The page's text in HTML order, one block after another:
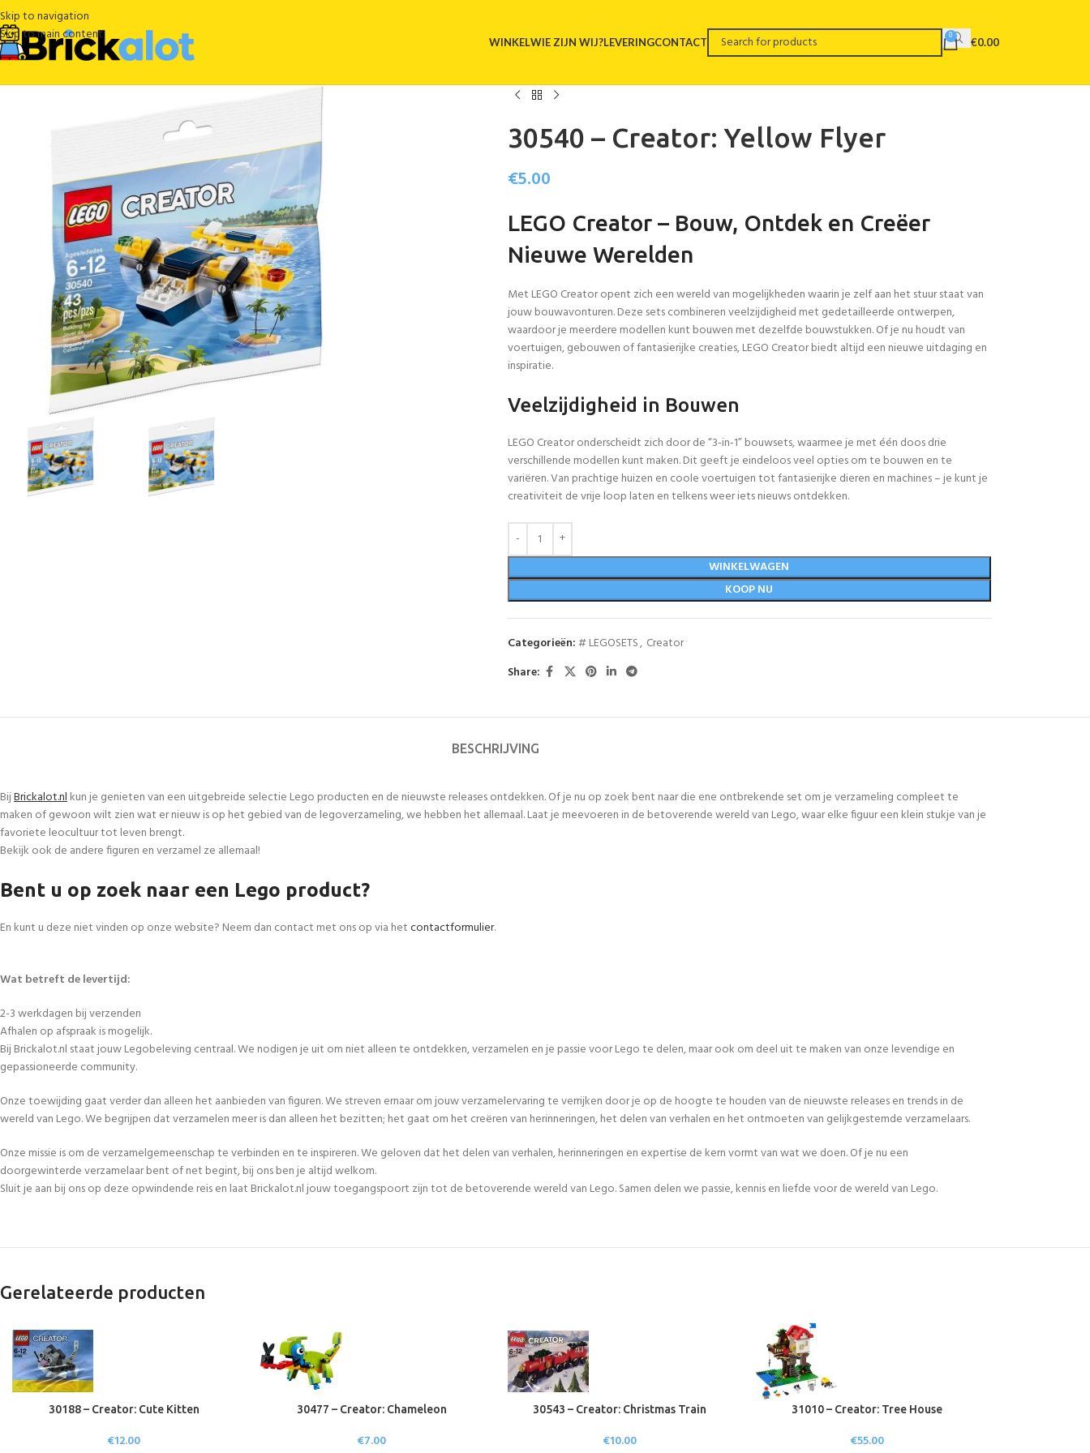
Skip to navigation
Skip to main content
WINKELWIE ZIJN WIJ?LEVERINGCONTACT 0 €0.00
30540 – Creator: Yellow Flyer
€5.00
LEGO Creator – Bouw, Ontdek en Creëer
Nieuwe Werelden
Met LEGO Creator opent zich een wereld van mogelijkheden waarin je zelf aan het stuur staat van
jouw bouwavonturen. Deze sets combineren veelzijdigheid met gedetailleerde ontwerpen,
waardoor je meerdere modellen kunt bouwen met dezelfde bouwstukken. Of je nu houdt van
voertuigen, gebouwen of fantasierijke creaties, LEGO Creator biedt altijd een nieuwe uitdaging en
inspiratie.
Veelzijdigheid in Bouwen
LEGO Creator onderscheidt zich door de “3-in-1” bouwsets, waarmee je met één doos drie
verschillende modellen kunt maken. Dit geeft je eindeloos veel opties om te bouwen en te
variëren. Van prachtige huizen en coole voertuigen tot fantasierijke dieren en machines – je kunt je
creativiteit de vrije loop laten en telkens weer iets nieuws ontdekken.
WINKELWAGEN
KOOP NU
Categorieën:# LEGOSETS, Creator
Share:
BESCHRIJVING
BijBrickalot.nlkun je genieten van een uitgebreide selectie Lego producten en de nieuwste releases ontdekken. Of je nu op zoek bent naar die ene ontbrekende set om je verzameling compleet te
maken of gewoon wilt zien wat er nieuw is op het gebied van de legoverzameling, we hebben het allemaal. Laat je meevoeren in de betoverende wereld van Lego, waar elke figuur een klein stukje van je
favoriete leocultuur tot leven brengt.
Bekijk ook de andere figuren en verzamel ze allemaal!
Bent u op zoek naar een Lego product?
En kunt u deze niet vinden op onze website? Neem dan contact met ons op via hetcontactformulier.
Wat betreft de levertijd:
2-3 werkdagen bij verzenden
Afhalen op afspraak is mogelijk.
Bij Brickalot.nl staat jouw Legobeleving centraal. We nodigen je uit om niet alleen te ontdekken, verzamelen en je passie voor Lego te delen, maar ook om deel uit te maken van onze levendige en
gepassioneerde community.
Onze toewijding gaat verder dan alleen het aanbieden van figuren. We streven ernaar om jouw verzamelervaring te verrijken door je op de hoogte te houden van de nieuwste releases en trends in de
wereld van Lego. We begrijpen dat verzamelen meer is dan alleen het bezitten; het gaat om het creëren van herinneringen, het delen van verhalen en het ontmoeten van gelijkgestemde verzamelaars.
Onze missie is om de verzamelgemeenschap te verbinden en te inspireren. We geloven dat het delen van verhalen, herinneringen en expertise de kern vormt van wat we doen. Of je nu een
doorgewinterde verzamelaar bent of net begint, bij ons ben je altijd welkom.
Sluit je aan bij ons op deze opwindende reis en laat Brickalot.nl jouw toegangspoort zijn tot de betoverende wereld van Lego. Samen delen we passie, kennis en liefde voor de wereld van Lego.
Gerelateerde producten
30188 – Creator: Cute Kitten
€12.00
30477 – Creator: Chameleon
€7.00
30543 – Creator: Christmas Train
€10.00
31010 – Creator: Tree House
€55.00